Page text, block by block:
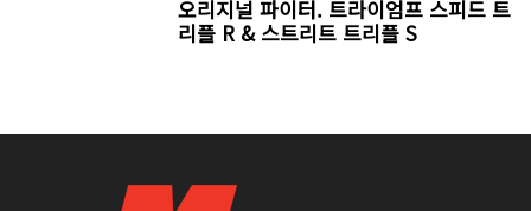
오리지널 파이터. 트라이엄프 스피드 트
리플 R & 스트리트 트리플 S